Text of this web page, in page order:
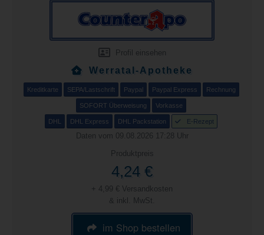
Profil einsehen
Werratal-Apotheke
Kreditkarte SEPA/Lastschrift Paypal Paypal Express Rechnung
SOFORT Überweisung Vorkasse
DHL DHL Express DHL Packstation E-Rezept
Daten vom 09.08.2026 17:28 Uhr
Produktpreis
4,24 €
+ 4,99 € Versandkosten
& inkl. MwSt.
im Shop bestellen